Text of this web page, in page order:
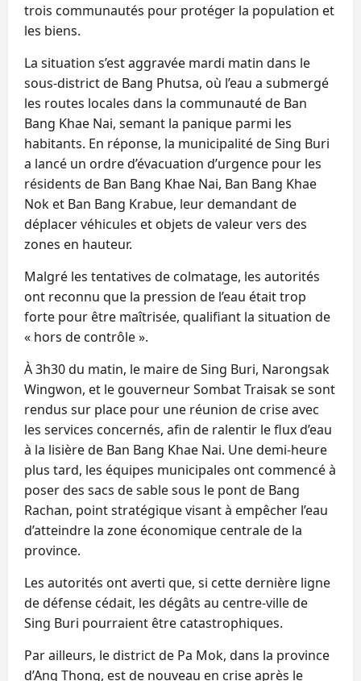
trois communautés pour protéger la population et
les biens.
La situation s’est aggravée mardi matin dans le
sous-district de Bang Phutsa, où l’eau a submergé
les routes locales dans la communauté de Ban
Bang Khae Nai, semant la panique parmi les
habitants. En réponse, la municipalité de Sing Buri
a lancé un ordre d’évacuation d’urgence pour les
résidents de Ban Bang Khae Nai, Ban Bang Khae
Nok et Ban Bang Krabue, leur demandant de
déplacer véhicules et objets de valeur vers des
zones en hauteur.
Malgré les tentatives de colmatage, les autorités
ont reconnu que la pression de l’eau était trop
forte pour être maîtrisée, qualifiant la situation de
« hors de contrôle ».
À 3h30 du matin, le maire de Sing Buri, Narongsak
Wingwon, et le gouverneur Sombat Traisak se sont
rendus sur place pour une réunion de crise avec
les services concernés, afin de ralentir le flux d’eau
à la lisière de Ban Bang Khae Nai. Une demi-heure
plus tard, les équipes municipales ont commencé à
poser des sacs de sable sous le pont de Bang
Rachan, point stratégique visant à empêcher l’eau
d’atteindre la zone économique centrale de la
province.
Les autorités ont averti que, si cette dernière ligne
de défense cédait, les dégâts au centre-ville de
Sing Buri pourraient être catastrophiques.
Par ailleurs, le district de Pa Mok, dans la province
d’Ang Thong, est de nouveau en crise après le